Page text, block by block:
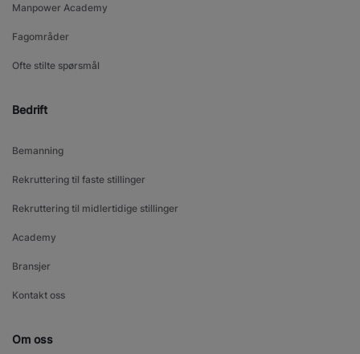
Manpower Academy
Fagområder
Ofte stilte spørsmål
Bedrift
Bemanning
Rekruttering til faste stillinger
Rekruttering til midlertidige stillinger
Academy
Bransjer
Kontakt oss
Om oss